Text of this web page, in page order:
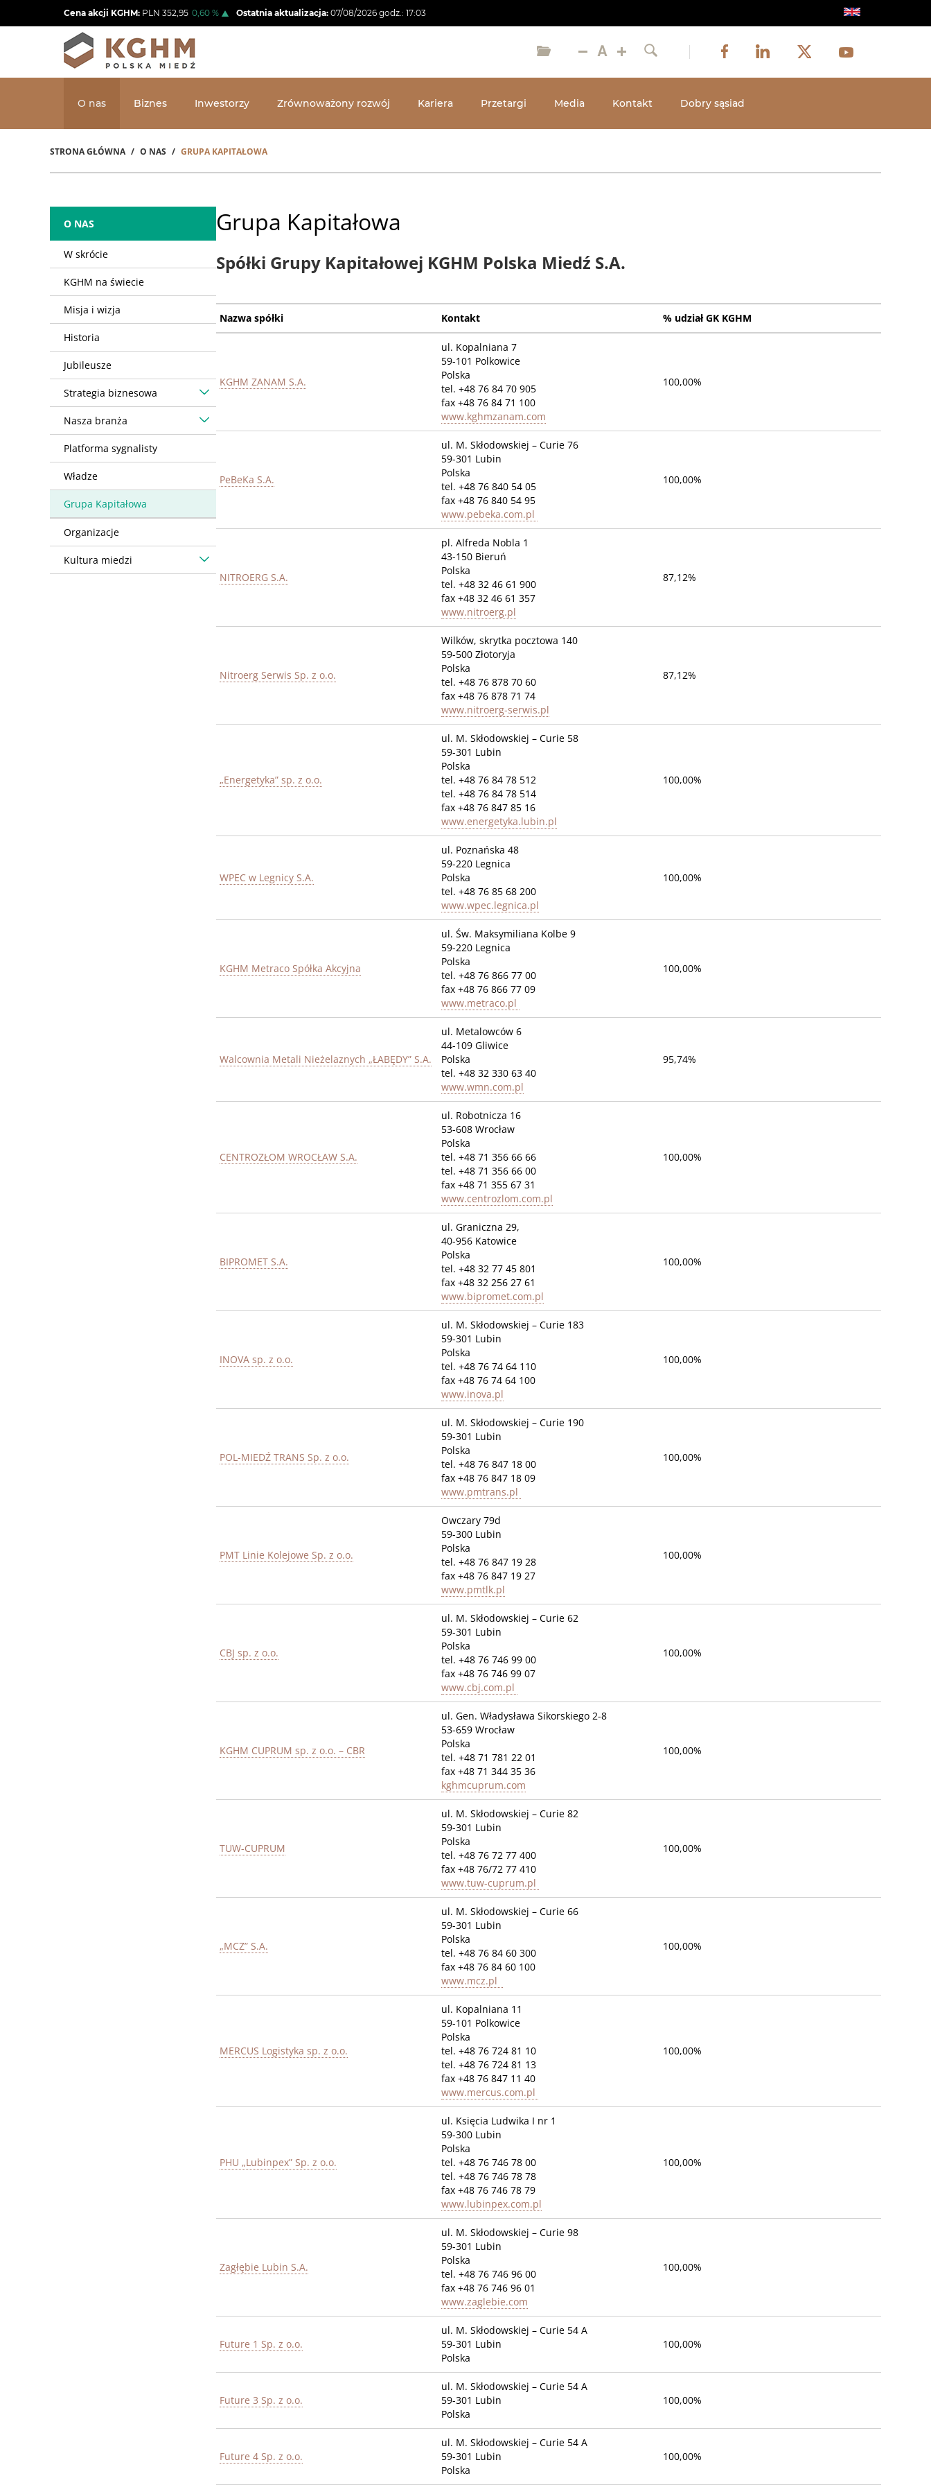
do
Cena akcji KGHM: PLN 352,95 0,60 % Ostatnia aktualizacja: 07/08/2026 godz.: 17:03
Szukaj
Social
media
Facebook
Obraz
LinkedIn
Obraz
Twitter
Obraz
Youtube
Obraz
O nas Biznes Inwestorzy Zrównoważony rozwój Kariera Przetargi Media Kontakt Dobry sąsiad
Ścieżka
STRONA GŁÓWNA O NAS GRUPA KAPITAŁOWA
Grupa Kapitałowa
Spółki Grupy Kapitałowej KGHM Polska Miedź S.A.
Nazwa spółki Kontakt % udział GK KGHM
KGHM ZANAM S.A.
ul. Kopalniana 7
59-101 Polkowice
Polska
tel. +48 76 84 70 905
fax +48 76 84 71 100
www.kghmzanam.com
100,00%
PeBeKa S.A.
ul. M. Skłodowskiej – Curie 76
59-301 Lubin
Polska
tel. +48 76 840 54 05
fax +48 76 840 54 95
www.pebeka.com.pl
100,00%
NITROERG S.A.
pl. Alfreda Nobla 1
43-150 Bieruń
Polska
tel. +48 32 46 61 900
fax +48 32 46 61 357
www.nitroerg.pl
87,12%
Nitroerg Serwis Sp. z o.o.
Wilków, skrytka pocztowa 140
59-500 Złotoryja
Polska
tel. +48 76 878 70 60
fax +48 76 878 71 74
www.nitroerg-serwis.pl
87,12%
„Energetyka” sp. z o.o.
ul. M. Skłodowskiej – Curie 58
59-301 Lubin
Polska
tel. +48 76 84 78 512
tel. +48 76 84 78 514
fax +48 76 847 85 16
www.energetyka.lubin.pl
100,00%
WPEC w Legnicy S.A.
ul. Poznańska 48
59-220 Legnica
Polska
tel. +48 76 85 68 200
www.wpec.legnica.pl
100,00%
KGHM Metraco Spółka Akcyjna
ul. Św. Maksymiliana Kolbe 9
59-220 Legnica
Polska
tel. +48 76 866 77 00
fax +48 76 866 77 09
www.metraco.pl
100,00%
Walcownia Metali Nieżelaznych „ŁABĘDY” S.A.
ul. Metalowców 6
44-109 Gliwice
Polska
tel. +48 32 330 63 40
www.wmn.com.pl
95,74%
CENTROZŁOM WROCŁAW S.A.
ul. Robotnicza 16
53-608 Wrocław
Polska
tel. +48 71 356 66 66
tel. +48 71 356 66 00
fax +48 71 355 67 31
www.centrozlom.com.pl
100,00%
BIPROMET S.A.
ul. Graniczna 29,
40-956 Katowice
Polska
tel. +48 32 77 45 801
fax +48 32 256 27 61
www.bipromet.com.pl
100,00%
INOVA sp. z o.o.
ul. M. Skłodowskiej – Curie 183
59-301 Lubin
Polska
tel. +48 76 74 64 110
fax +48 76 74 64 100
www.inova.pl
100,00%
POL-MIEDŹ TRANS Sp. z o.o.
ul. M. Skłodowskiej – Curie 190
59-301 Lubin
Polska
tel. +48 76 847 18 00
fax +48 76 847 18 09
www.pmtrans.pl
100,00%
PMT Linie Kolejowe Sp. z o.o.
Owczary 79d
59-300 Lubin
Polska
tel. +48 76 847 19 28
fax +48 76 847 19 27
www.pmtlk.pl
100,00%
CBJ sp. z o.o.
ul. M. Skłodowskiej – Curie 62
59-301 Lubin
Polska
tel. +48 76 746 99 00
fax +48 76 746 99 07
www.cbj.com.pl
100,00%
KGHM CUPRUM sp. z o.o. – CBR
ul. Gen. Władysława Sikorskiego 2-8
53-659 Wrocław
Polska
tel. +48 71 781 22 01
fax +48 71 344 35 36
kghmcuprum.com
100,00%
TUW-CUPRUM
ul. M. Skłodowskiej – Curie 82
59-301 Lubin
Polska
tel. +48 76 72 77 400
fax +48 76/72 77 410
www.tuw-cuprum.pl
100,00%
„MCZ” S.A.
ul. M. Skłodowskiej – Curie 66
59-301 Lubin
Polska
tel. +48 76 84 60 300
fax +48 76 84 60 100
www.mcz.pl
100,00%
MERCUS Logistyka sp. z o.o.
ul. Kopalniana 11
59-101 Polkowice
Polska
tel. +48 76 724 81 10
tel. +48 76 724 81 13
fax +48 76 847 11 40
www.mercus.com.pl
100,00%
PHU „Lubinpex” Sp. z o.o.
ul. Księcia Ludwika I nr 1
59-300 Lubin
Polska
tel. +48 76 746 78 00
tel. +48 76 746 78 78
fax +48 76 746 78 79
www.lubinpex.com.pl
100,00%
Zagłębie Lubin S.A.
ul. M. Skłodowskiej – Curie 98
59-301 Lubin
Polska
tel. +48 76 746 96 00
fax +48 76 746 96 01
www.zaglebie.com
100,00%
Future 1 Sp. z o.o.
ul. M. Skłodowskiej – Curie 54 A
59-301 Lubin
Polska
100,00%
Future 3 Sp. z o.o.
ul. M. Skłodowskiej – Curie 54 A
59-301 Lubin
Polska
100,00%
Future 4 Sp. z o.o.
ul. M. Skłodowskiej – Curie 54 A
59-301 Lubin
Polska
100,00%
O NAS
W skrócie
KGHM na świecie
Misja i wizja
Historia
Jubileusze
Strategia biznesowa
Nasza branża
Platforma sygnalisty
Władze
Grupa Kapitałowa
Organizacje
Kultura miedzi